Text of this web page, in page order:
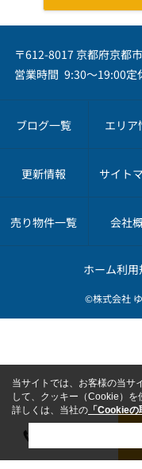
〒612-8017 京都府京都
営業時間 9:30～19:00定
ブログ一覧 エリア
更新情報 サイト
売り物件一覧 会社
ホーム利用
©株式会社
当サイトでは、お客様の当サ
して、クッキー（Cookie）を
詳しくは、当社の 「Cookie